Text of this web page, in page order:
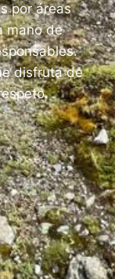
por áreas
mano de
disfruta de